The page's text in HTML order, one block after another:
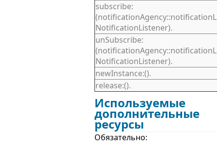
subscribe:
NotificationListener).
unSubscribe:
NotificationListener).
newInstance:().
release:().
Используемые
дополнительные
ресурсы
Обязательно: